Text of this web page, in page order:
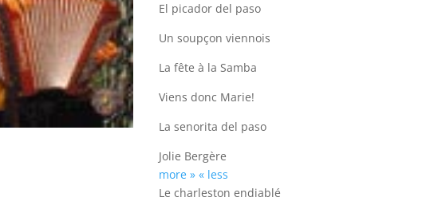
El picador del paso
Un soupçon viennois
La fête à la Samba
Viens donc Marie!
La senorita del paso
Jolie Bergère
more » « less
Le charleston endiablé